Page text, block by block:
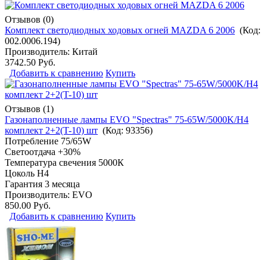
Отзывов (0)
Комплект светодиодных ходовых огней MAZDA 6 2006 (Код:
002.0006.194)
Производитель: Китай
3742.50 Руб.
Добавить к сравнению Купить
Отзывов (1)
Газонаполненные лампы EVO "Spectras" 75-65W/5000K/H4
комплект 2+2(T-10) шт (Код: 93356)
Потребление 75/65W
Светоотдача +30%
Температура свечения 5000К
Цоколь H4
Гарантия 3 месяца
Производитель: EVO
850.00 Руб.
Добавить к сравнению Купить